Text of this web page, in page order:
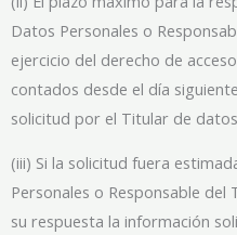
Datos Personales o
ejercicio del derecho de
contados desde el día
solicitud por el Titular de
(iii) Si la solicitud fuera
Personales o Responsable
su respuesta la información